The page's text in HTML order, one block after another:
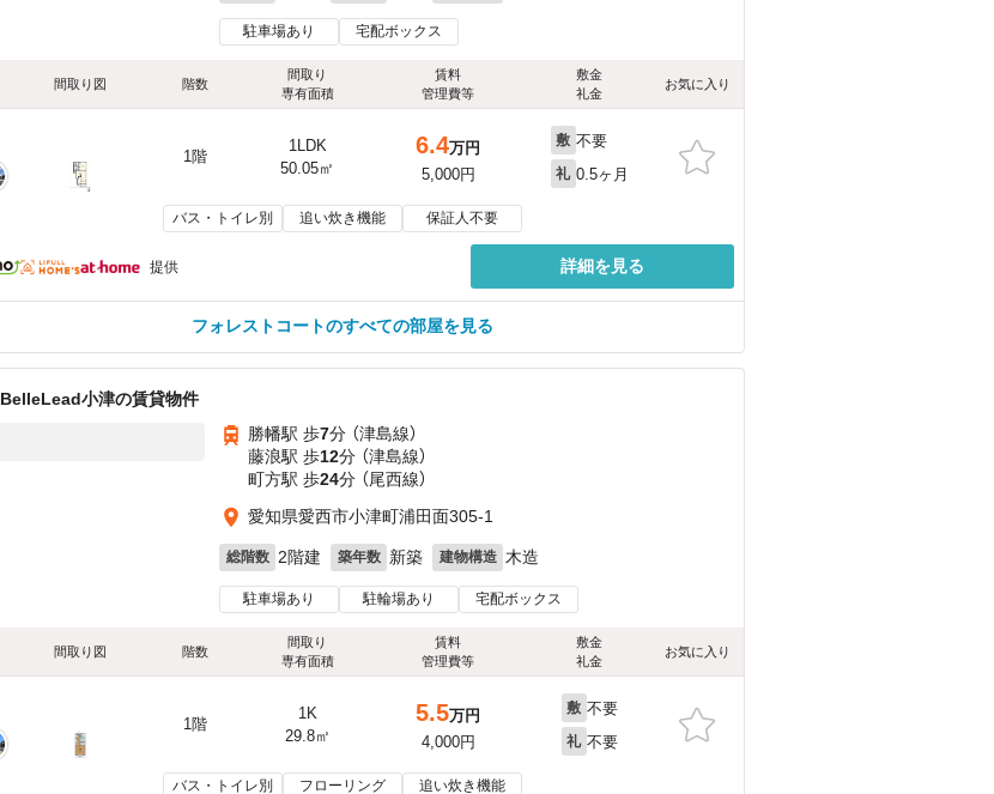
駐車場あり 宅配ボックス
間取り図 階数
間取り
専有面積
賃料
管理費等
敷金
礼金
お気に入り
1階
1LDK
50.05㎡
6.4万円
5,000円
敷 不要
礼 0.5ヶ月
バス・トイレ別 追い炊き機能 保証人不要
提供 詳細を見る
フォレストコートのすべての部屋を見る
BelleLead小津の賃貸物件
勝幡駅 歩7分 （津島線）
藤浪駅 歩12分 （津島線）
町方駅 歩24分 （尾西線）
愛知県愛西市小津町浦田面305-1
総階数 2階建 築年数 新築 建物構造 木造
駐車場あり 駐輪場あり 宅配ボックス
間取り図 階数
間取り
専有面積
賃料
管理費等
敷金
礼金
お気に入り
1階
1K
29.8㎡
5.5万円
4,000円
敷 不要
礼 不要
バス・トイレ別 フローリング 追い炊き機能